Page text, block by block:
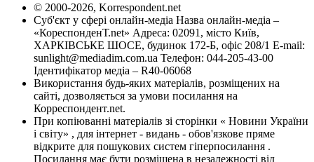
© 2000-2026, Korrespondent.net
Суб'єкт у сфері онлайн-медіа Назва онлайн-медіа –
«КореспонденТ.net» Адреса: 02091, місто Київ,
ХАРКІВСЬКЕ ШОСЕ, будинок 172-Б, офіс 208/1 E-mail:
sunlight@mediadim.com.ua Телефон: 044-205-43-00
Ідентифікатор медіа – R40-06068
Використання будь-яких матеріалів, розміщених на
сайті, дозволяється за умови посилання на
Корреспондент.net.
При копіюванні матеріалів зі сторінки « Новини України
і світу» , для інтернет - видань - обов'язкове пряме
відкрите для пошукових систем гіперпосилання .
Посилання має бути розміщена в незалежності від